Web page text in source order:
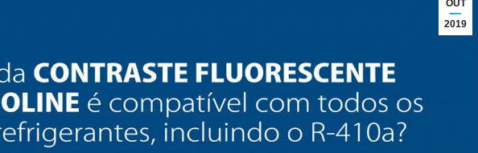
OUT
2019